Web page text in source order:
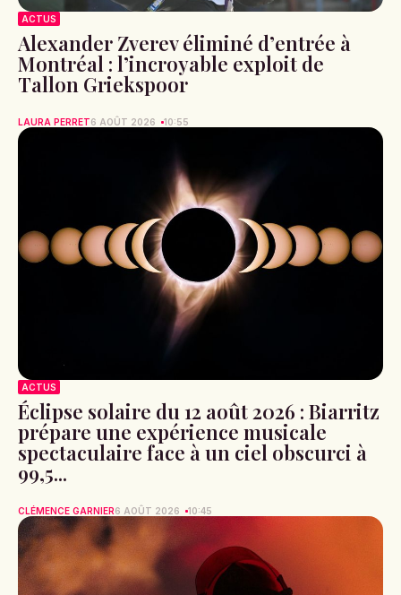
ACTUS
Alexander Zverev éliminé d’entrée à
Montréal : l’incroyable exploit de
Tallon Griekspoor
LAURA PERRET6 AOÛT 2026 10:55
ACTUS
Éclipse solaire du 12 août 2026 : Biarritz
prépare une expérience musicale
spectaculaire face à un ciel obscurci à
99,5...
CLÉMENCE GARNIER6 AOÛT 2026 10:45